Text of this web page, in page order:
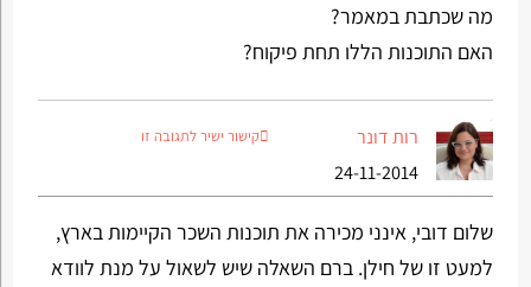
מה שכתבת במאמר?
האם התוכנות הללו תחת פיקוח?
רות דונר
24-11-2014
קישור ישיר לתגובה זו
שלום דובי, אינני מכירה את תוכנות השכר הקיימות בארץ,
למעט זו של חילן. ברם השאלה שיש לשאול על מנת לוודא